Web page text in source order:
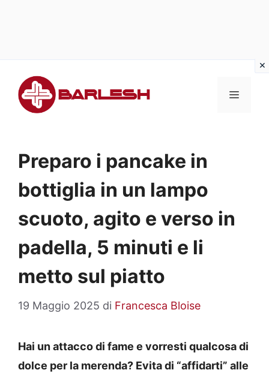
contenuto
MENU
Preparo i pancake in
bottiglia in un lampo
scuoto, agito e verso in
padella, 5 minuti e li
metto sul piatto
19 Maggio 2025 di Francesca Bloise
Hai un attacco di fame e vorresti qualcosa di
dolce per la merenda? Evita di “affidarti” alle